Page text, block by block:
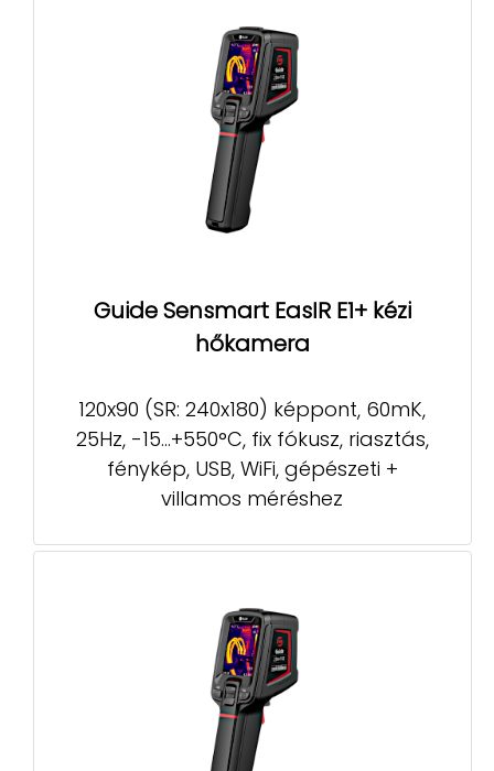
Guide Sensmart EasIR E1+ kézi
hőkamera
120x90 (SR: 240x180) képpont, 60mK,
25Hz, -15...+550°C, fix fókusz, riasztás,
fénykép, USB, WiFi, gépészeti +
villamos méréshez